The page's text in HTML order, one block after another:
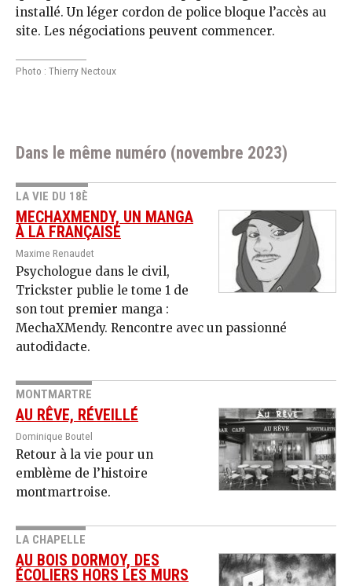
installé. Un léger cordon de police bloque l’accès au
site. Les négociations peuvent commencer.
Photo : Thierry Nectoux
Dans le même numéro (novembre 2023)
LA VIE DU 18È
MECHAXMENDY, UN MANGA
À LA FRANÇAISE
Maxime Renaudet
Psychologue dans le civil,
Trickster publie le tome 1 de
son tout premier manga :
MechaXMendy. Rencontre avec un passionné
autodidacte.
MONTMARTRE
AU RÊVE, RÉVEILLÉ
Dominique Boutel
Retour à la vie pour un
emblème de l’histoire
montmartroise.
LA CHAPELLE
AU BOIS DORMOY, DES
ÉCOLIERS HORS LES MURS